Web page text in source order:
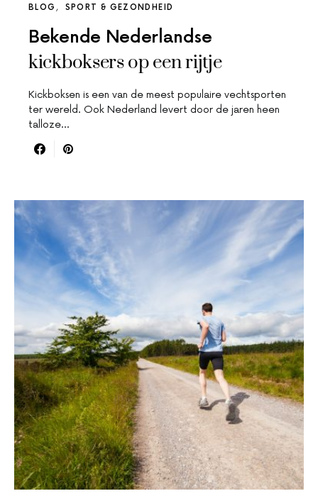
BLOG SPORT & GEZONDHEID
Bekende Nederlandse
kickboksers op een rijtje
Kickboksen is een van de meest populaire vechtsporten
ter wereld. Ook Nederland levert door de jaren heen
talloze…